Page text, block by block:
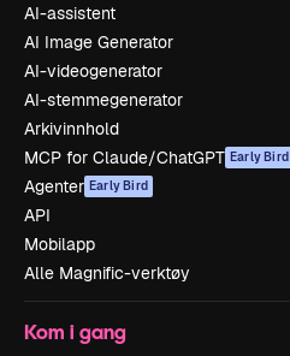
AI-assistent
AI Image Generator
AI-videogenerator
AI-stemmegenerator
Arkivinnhold
MCP for Claude/ChatGPT Early Bird
Agenter Early Bird
API
Mobilapp
Alle Magnific-verktøy
Kom i gang